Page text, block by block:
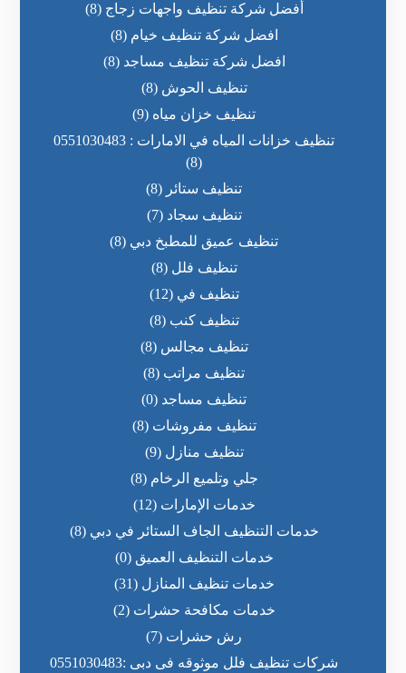
أفضل شركة تنظيف واجهات زجاج (8)
افضل شركة تنظيف خيام (8)
افضل شركة تنظيف مساجد (8)
تنظيف الحوش (8)
تنظيف خزان مياه (9)
تنظيف خزانات المياه في الامارات : 0551030483
(8)
تنظيف ستائر (8)
تنظيف سجاد (7)
تنظيف عميق للمطبخ دبي (8)
تنظيف فلل (8)
تنظيف في (12)
تنظيف كنب (8)
تنظيف مجالس (8)
تنظيف مراتب (8)
تنظيف مساجد (0)
تنظيف مفروشات (8)
تنظيف منازل (9)
جلي وتلميع الرخام (8)
خدمات الإمارات (12)
خدمات التنظيف الجاف الستائر في دبي (8)
خدمات التنظيف العميق (0)
خدمات تنظيف المنازل (31)
خدمات مكافحة حشرات (2)
رش حشرات (7)
شركات تنظيف فلل موثوقه فى دبى :0551030483